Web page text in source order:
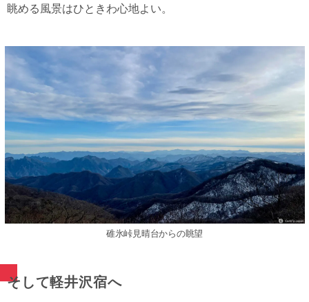
眺める風景はひときわ心地よい。
碓氷峠見晴台からの眺望
そして軽井沢宿へ